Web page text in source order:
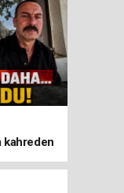
kahreden